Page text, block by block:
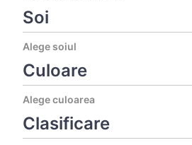
Soi
Alege soiul
Culoare
Alege culoarea
Clasificare